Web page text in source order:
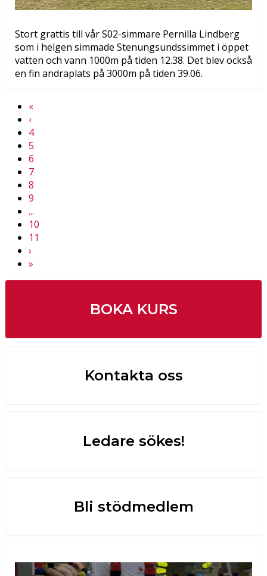
Stort grattis till vår S02-simmare Pernilla Lindberg
som i helgen simmade Stenungsundssimmet i öppet
vatten och vann 1000m på tiden 12.38. Det blev också
en fin andraplats på 3000m på tiden 39.06.
«Previous
‹Previous
4
5
6
7
8
9
...
10
11
›
»
BOKA KURS
Kontakta oss
Ledare sökes!
Bli stödmedlem